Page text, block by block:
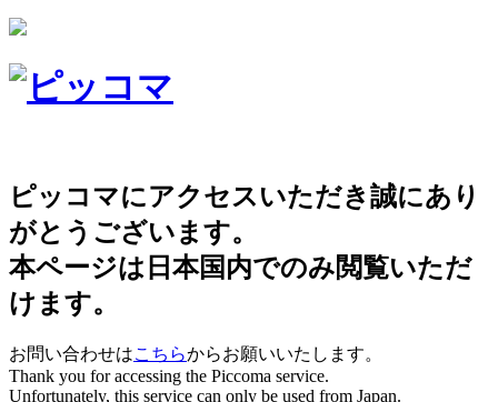
ピッコマにアクセスいただき誠にあり
がとうございます。
本ページは日本国内でのみ閲覧いただ
けます。
お問い合わせはこちらからお願いいたします。
Thank you for accessing the Piccoma service.
Unfortunately, this service can only be used from Japan.